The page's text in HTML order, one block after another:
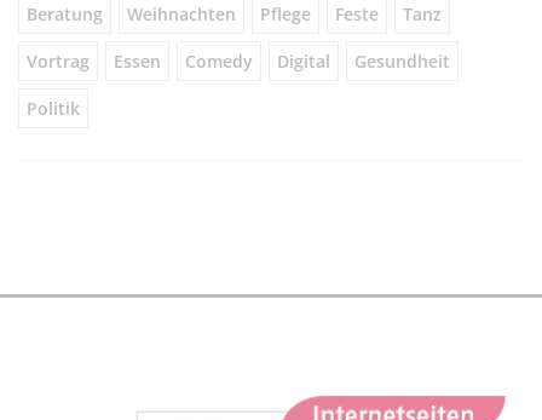
Beratung Weihnachten Pflege Feste Tanz
Vortrag Essen Comedy Digital Gesundheit
Politik